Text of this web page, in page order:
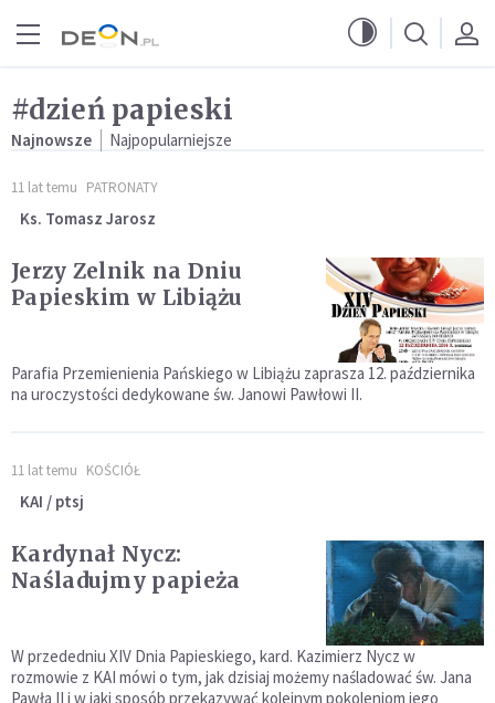
#dzień papieski
Najnowsze Najpopularniejsze
11 lat temu PATRONATY
Ks. Tomasz Jarosz
Jerzy Zelnik na Dniu
Papieskim w Libiążu
Parafia Przemienienia Pańskiego w Libiążu zaprasza 12. października
na uroczystości dedykowane św. Janowi Pawłowi II.
11 lat temu KOŚCIÓŁ
KAI / ptsj
Kardynał Nycz:
Naśladujmy papieża
W przededniu XIV Dnia Papieskiego, kard. Kazimierz Nycz w
rozmowie z KAI mówi o tym, jak dzisiaj możemy naśladować św. Jana
Pawła II i w jaki sposób przekazywać kolejnym pokoleniom jego